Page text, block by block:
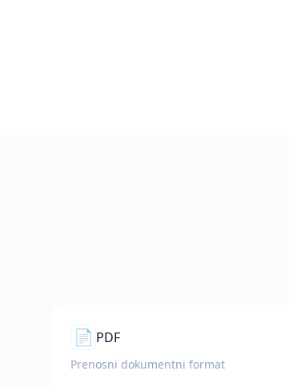
📄 PDF
Prenosni dokumentni format